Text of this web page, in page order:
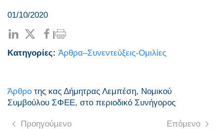
01/10/2020
|
Κατηγορίες: Άρθρα–Συνεντεύξεις-Ομιλίες
Άρθρο της κας Δήμητρας Λεμπέση, Νομικού
Συμβούλου ΣΦΕΕ, στο περιοδικό Συνήγορος
Προηγούμενο Επόμενο